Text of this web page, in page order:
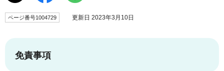
ページ番号1004729 更新日 2023年3月10日
免責事項